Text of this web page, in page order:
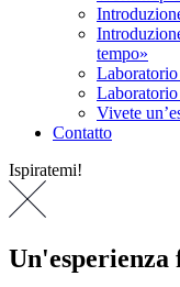
tempo»
Vivete
Contatto
Ispiratemi!
Un'esperienza